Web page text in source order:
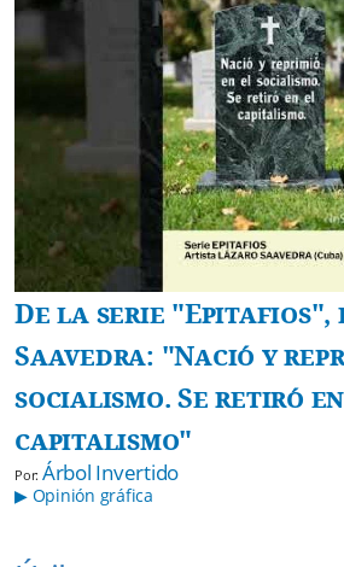
De la serie "Epitafios",
Saavedra: "Nació y
socialismo. Se retiró
capitalismo"
Por: Árbol Invertido
▶ Opinión gráfica